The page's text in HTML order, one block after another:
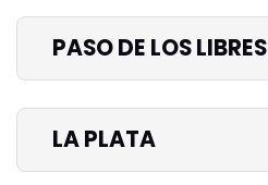
PASO DE LOS LIBRES
LA PLATA